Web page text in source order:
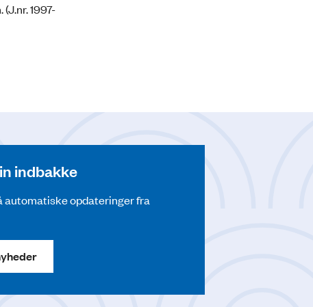
1997-
indbakke
automatiske opdateringer fra